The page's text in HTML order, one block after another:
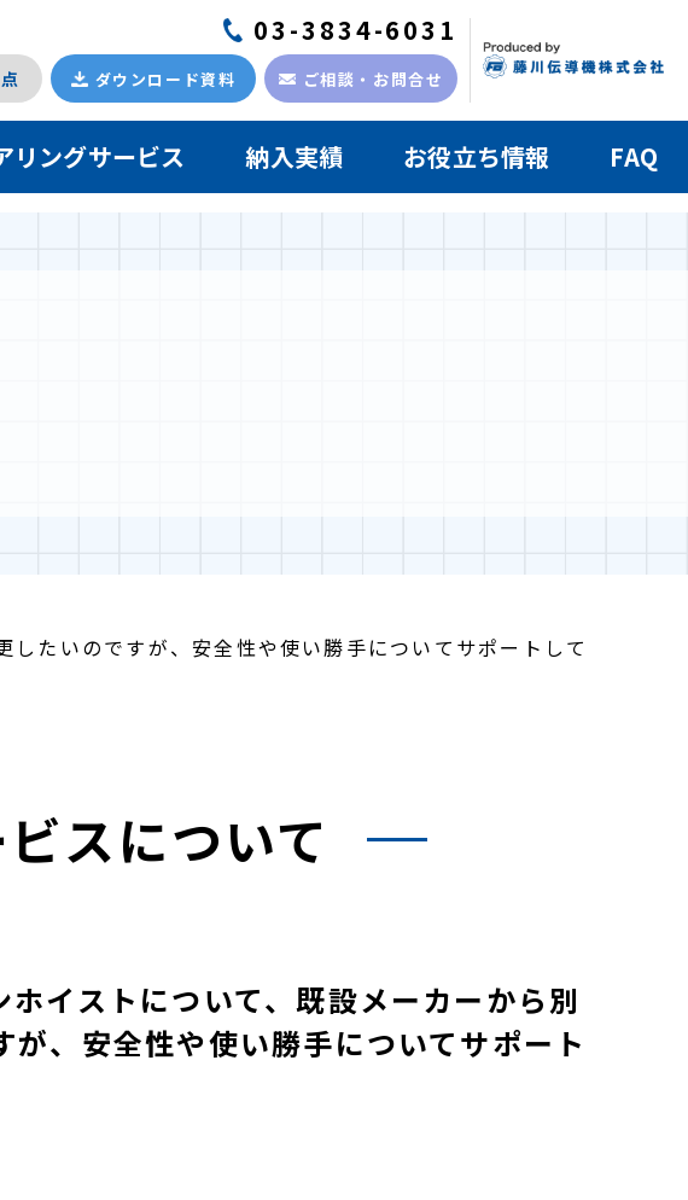
03-3834-6031
ダウンロード資料 ご相談・お問合せ
リングサービス 納入実績 お役立ち情報 FAQ
たいのですが、安全性や使い勝手についてサポートして
スについて
イストについて、既設メーカーから別
、安全性や使い勝手についてサポート